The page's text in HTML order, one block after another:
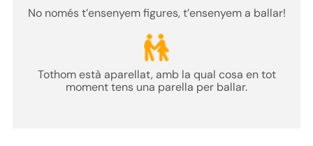
No només t’ensenyem figures,t’ensenyem a ballar!
Tothom està aparellat, amb la qual cosa en tot
moment tens una parella per ballar.